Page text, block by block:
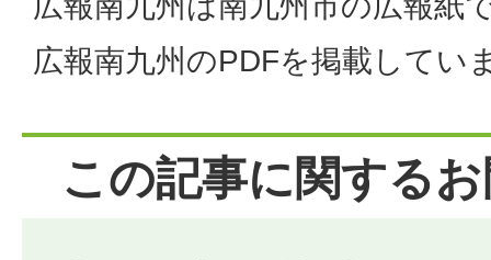
広報南九州のPDFを掲載してい
この記事に関する